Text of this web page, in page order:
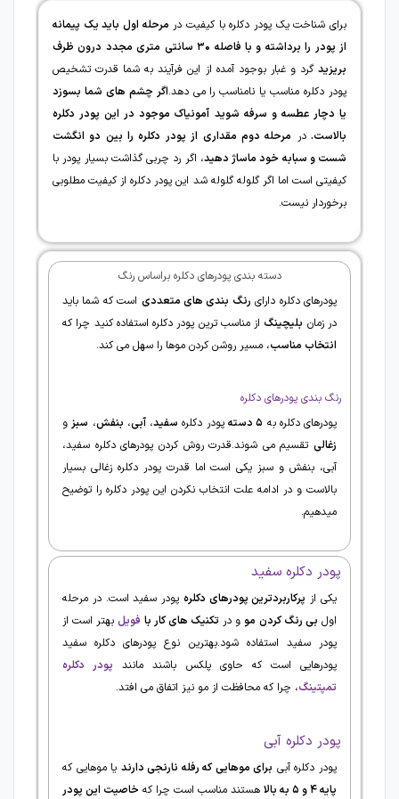
برای شناخت یک پودر دکلره با کیفیت در مرحله اول باید یک پیمانه
از پودر را برداشته و با فاصله ۳۰سانتی متری مجدد درون ظرف
بریزید گرد و غبار بوجود آمده از این فرآیند به شما قدرت تشخیص
پودر دکلره مناسب یا نامناسب را می دهد.اگر چشم های شما بسوزد
یا دچار عطسه و سرفه شوید آمونیاک موجود در این پودر دکلره
بالاست.در مرحله دوم مقداری از پودر دکلره را بین دو انگشت
شست و سبابه خود ماساژ دهید، اگر رد چربی گذاشت بسیار پودر با
کیفیتی است اما اگر گلوله گلوله شد این پودر دکلره از کیفیت مطلوبی
برخوردار نیست.
دسته بندی پودرهای دکلره براساس رنگ
پودرهای دکلره دارای رنگ بندی های متعددی است که شما باید
در زمان بلیچینگ از مناسب ترین پودر دکلره استفاده کنید چرا که
انتخاب مناسب، مسیر روشن کردن موها را سهل می کند.
رنگ بندی پودرهای دکلره
پودرهای دکلره به ۵دسته پودر دکلره سفید،آبی، بنفش، سبزو
زغالی تقسیم می شوند.قدرت روش کردن پودرهای دکلره سفید،
آبی، بنفش و سبز یکی است اما قدرت پودر دکلره زغالی بسیار
بالاست و در ادامه علت انتخاب نکردن این‌ پودر دکلره را توضیح
میدهیم.
پودر دکلره سفید
یکی از پرکاربردترین پودرهای دکلره پودر سفید است. در مرحله
اول بی رنگ کردن مو و در تکنیک های کار با فویلبهتر است از
پودر سفید استفاده شود.بهترین نوع پودرهای دکلره سفید
پودرهایی است که حاوی پلکس باشند مانند پودر دکلره
تمپتینگ، چرا که محافظت از مو نیز اتفاق می افتد.
پودر دکلره آبی
پودر دکلره آبی برای موهایی که رفله نارنجی دارند یا موهایی که
پایه۴و ۵ به بالا هستند مناسب است چرا که خاصیت این پودر